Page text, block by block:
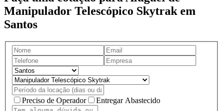
Manipulador Telescópico Skytrak em
Santos
Preciso de Operador Entregar Abastecido